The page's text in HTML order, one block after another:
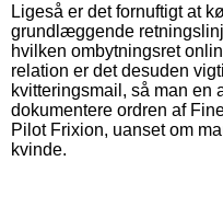
Ligeså er det fornuftigt at
grundlæggende
hvilken ombytningsret
relation er det desuden
kvitteringsmail, så man en
dokumentere ordren af
Pilot Frixion, uanset om
kvinde.